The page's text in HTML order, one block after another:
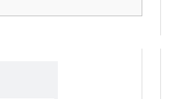
Tasarımı Anasanat